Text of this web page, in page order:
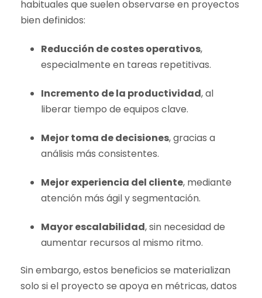
habituales que suelen observarse en proyectos
bien definidos:
Reducción de costes operativos,
especialmente en tareas repetitivas.
Incremento de la productividad, al
liberar tiempo de equipos clave.
Mejor toma de decisiones, gracias a
análisis más consistentes.
Mejor experiencia del cliente, mediante
atención más ágil y segmentación.
Mayor escalabilidad, sin necesidad de
aumentar recursos al mismo ritmo.
Sin embargo, estos beneficios se materializan
solo si el proyecto se apoya en métricas, datos